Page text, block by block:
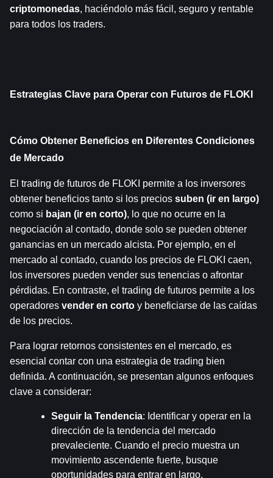
criptomonedas, haciéndolo más fácil, seguro y rentable
para todos los traders.
Estrategias Clave para Operar con Futuros de FLOKI
Cómo Obtener Beneficios en Diferentes Condiciones
de Mercado
El trading de futuros de FLOKI permite a los inversores
obtener beneficios tanto si los precios suben (ir en largo)
como si bajan (ir en corto), lo que no ocurre en la
negociación al contado, donde solo se pueden obtener
ganancias en un mercado alcista. Por ejemplo, en el
mercado al contado, cuando los precios de FLOKI caen,
los inversores pueden vender sus tenencias o afrontar
pérdidas. En contraste, el trading de futuros permite a los
operadores vender en corto y beneficiarse de las caídas
de los precios.
Para lograr retornos consistentes en el mercado, es
esencial contar con una estrategia de trading bien
definida. A continuación, se presentan algunos enfoques
clave a considerar:
Seguir la Tendencia: Identificar y operar en la
dirección de la tendencia del mercado
prevaleciente. Cuando el precio muestra un
movimiento ascendente fuerte, busque
oportunidades para entrar en largo.